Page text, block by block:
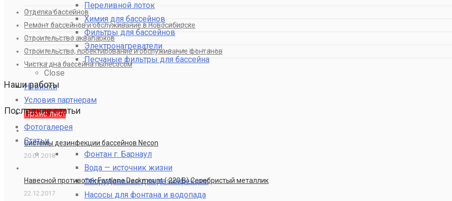
Переливной лоток
Химия для бассейнов
Фильтры для бассейнов
Электронагреватели
Песчаные фильтры для бассейна
Close
Новинки
Условия партнерам
Прайс лист
Фотогалерея
Статьи
Фонтан г. Барнаул
Вода — источник жизни
Оборудование для дезинфекции
Насосы для фонтана и водопада
Отделка бассейнов
Ремонт бассейнов и обслуживание в Новосибирске
Строительство аквапарков
Строительство, проектирование и обслуживание фонтанов
Чистка дна бассейна пылесосом
Наши работы
Последние статьи
Системы дезинфекции бассейнов Necon
20.01.2018
Навесной противоток Fastlane Deckmount ( 220 В) Серебристый металлик
22.12.2017